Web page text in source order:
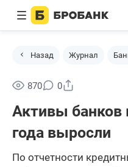
Назад Журнал
870 0
Активы банков
года выросли
По отчетности